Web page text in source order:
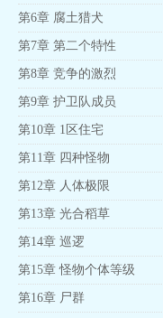
第6章 腐土猎犬
第7章 第二个特性
第8章 竞争的激烈
第9章 护卫队成员
第10章 1区住宅
第11章 四种怪物
第12章 人体极限
第13章 光合稻草
第14章 巡逻
第15章 怪物个体等级
第16章 尸群